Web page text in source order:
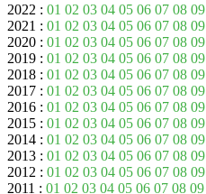
2022 : 01 02 03 04 05 06 07 08 09
2021 : 01 02 03 04 05 06 07 08 09
2020 : 01 02 03 04 05 06 07 08 09
2019 : 01 02 03 04 05 06 07 08 09
2018 : 01 02 03 04 05 06 07 08 09
2017 : 01 02 03 04 05 06 07 08 09
2016 : 01 02 03 04 05 06 07 08 09
2015 : 01 02 03 04 05 06 07 08 09
2014 : 01 02 03 04 05 06 07 08 09
2013 : 01 02 03 04 05 06 07 08 09
2012 : 01 02 03 04 05 06 07 08 09
2011 : 01 02 03 04 05 06 07 08 09